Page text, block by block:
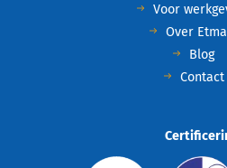
Voor
Over
Blog
Contact